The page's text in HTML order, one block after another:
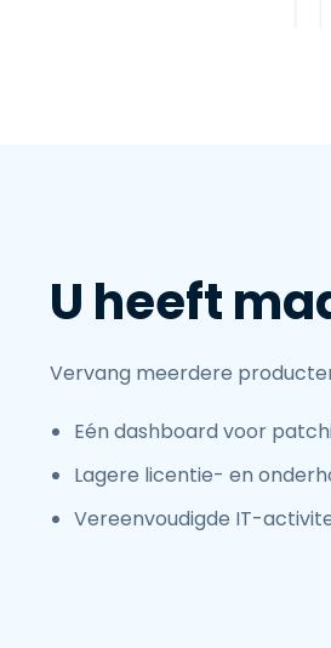
U heeft
Vervang meerdere
Eén dashboard voor
Lagere licentie- en
Vereenvoudigde IT-